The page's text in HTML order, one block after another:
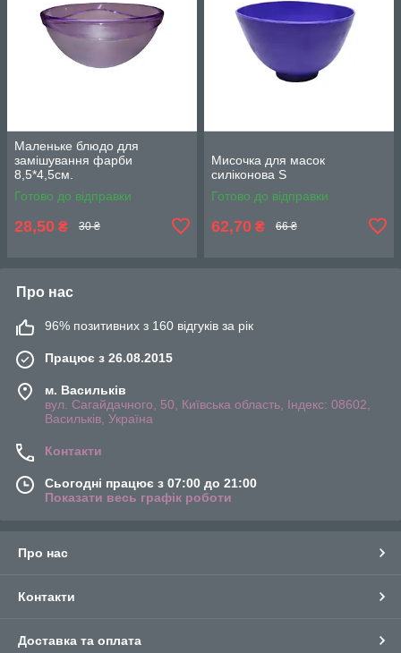
Маленьке блюдо для
замішування фарби
8,5*4,5см.
Готово до відправки
28,50 ₴ 30 ₴
Мисочка для масок
силіконова S
Готово до відправки
62,70 ₴ 66 ₴
Про нас
96% позитивних з 160 відгуків за рік
Працює з 26.08.2015
м. Васильків
вул. Сагайдачного, 50, Київська область, Індекс: 08602,
Васильків, Україна
Контакти
Сьогодні працює з 07:00 до 21:00
Показати весь графік роботи
Про нас
Контакти
Доставка та оплата